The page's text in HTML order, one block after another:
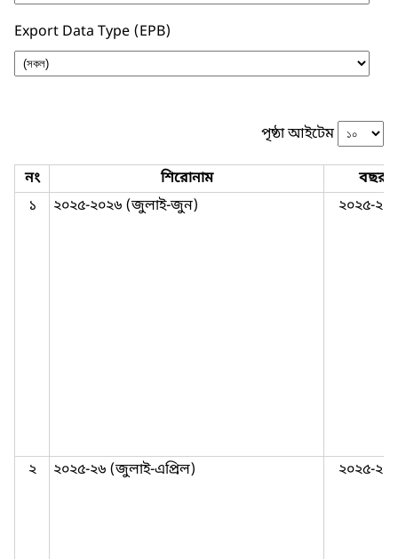
Export Data Type (EPB)
পৃষ্ঠা আইটেম
নং শিরোনাম
বছর
১
২০২৫-২০২৬ (জুলাই-জুন) ২০২৫-
২ ২০২৫-২৬ (জুলাই-এপ্রিল) ২০২৫-